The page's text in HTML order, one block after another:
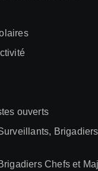
ouverts
Chefs et